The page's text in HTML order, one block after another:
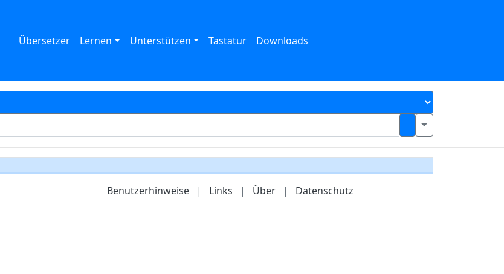
Übersetzer Lernen Unterstützen Tastatur Downloads
Benutzerhinweise | Links | Über | Datenschutz